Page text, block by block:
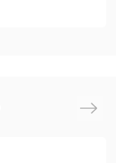
Next